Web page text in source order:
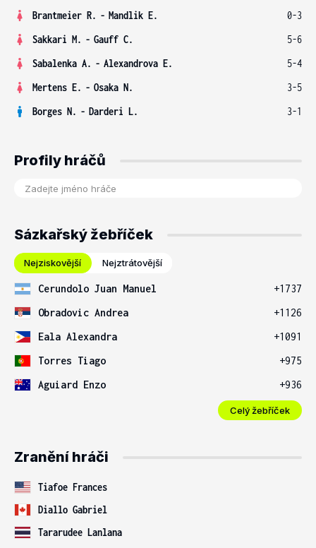
Brantmeier R. - Mandlik E.
0-3
Sakkari M. - Gauff C.
5-6
Sabalenka A. - Alexandrova E.
5-4
Mertens E. - Osaka N.
3-5
Borges N. - Darderi L. 3-1
Profily hráčů
Sázkařský žebříček
Nejziskovější Nejztrátovější
Cerundolo Juan Manuel
+1737
Obradovic Andrea
+1126
Eala Alexandra
+1091
Torres Tiago
+975
Aguiard Enzo
+936
Celý žebříček
Zranění hráči
Tiafoe Frances
Diallo Gabriel
Tararudee Lanlana